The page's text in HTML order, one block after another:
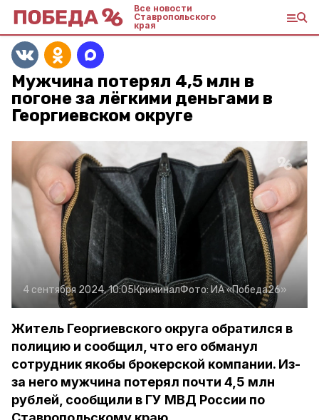
Все новости
Ставропольского
края
Мужчина потерял 4,5 млн в
погоне за лёгкими деньгами в
Георгиевском округе
4 сентября 2024, 10:05КриминалФото:ИА «Победа26»
Житель Георгиевского округа обратился в
полицию и сообщил, что его обманул
сотрудник якобы брокерской компании. Из-
за него мужчина потерял почти 4,5 млн
рублей, сообщили в ГУ МВД России по